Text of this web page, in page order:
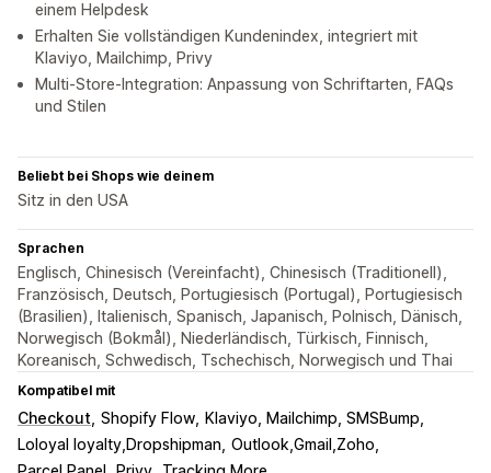
einem Helpdesk
Erhalten Sie vollständigen Kundenindex, integriert mit
Klaviyo, Mailchimp, Privy
Multi-Store-Integration: Anpassung von Schriftarten, FAQs
und Stilen
Beliebt bei Shops wie deinem
Sitz in den USA
Sprachen
Englisch, Chinesisch (Vereinfacht), Chinesisch (Traditionell),
Französisch, Deutsch, Portugiesisch (Portugal), Portugiesisch
(Brasilien), Italienisch, Spanisch, Japanisch, Polnisch, Dänisch,
Norwegisch (Bokmål), Niederländisch, Türkisch, Finnisch,
Koreanisch, Schwedisch, Tschechisch, Norwegisch und Thai
Kompatibel mit
Checkout Shopify Flow
Klaviyo, Mailchimp, SMSBump
Loloyal loyalty,Dropshipman Outlook,Gmail,Zoho